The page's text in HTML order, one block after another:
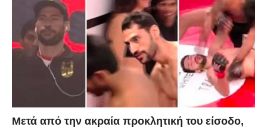
Μετά από την ακραία προκλητική του είσοδο,